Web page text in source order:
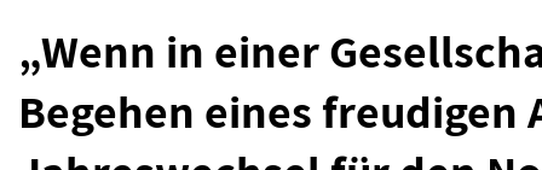
„Wenn in einer
Begehen eines freudigen